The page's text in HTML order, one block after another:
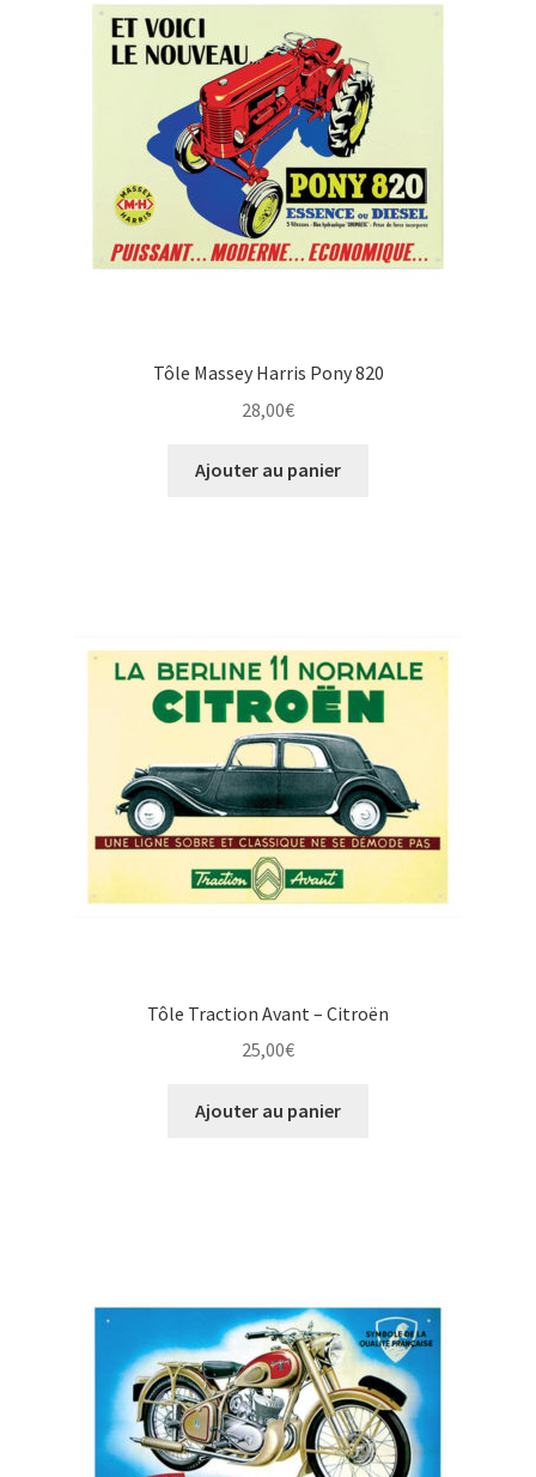
Tôle Massey Harris Pony 820
28,00€
Ajouter au panier
Tôle Traction Avant – Citroën
25,00€
Ajouter au panier